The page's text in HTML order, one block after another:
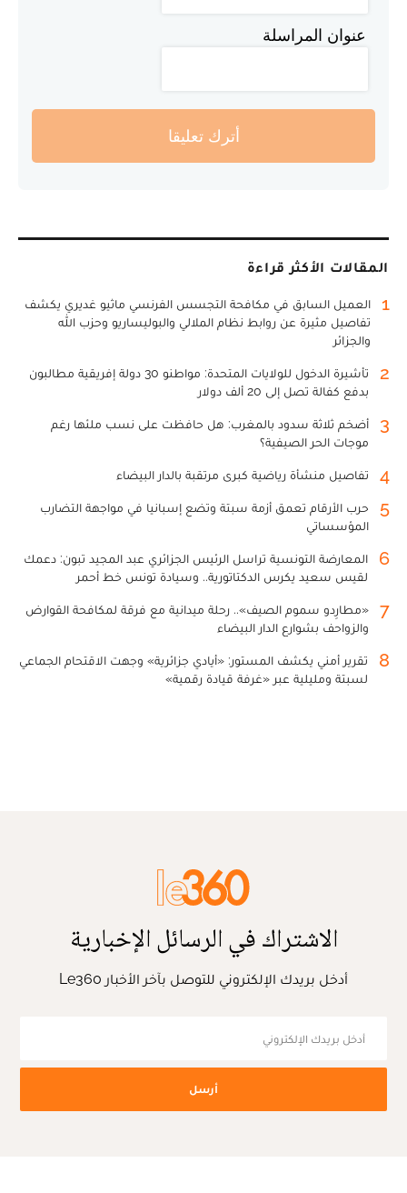
عنوان المراسلة
أترك تعليقا
المقالات الأكثر قراءة
1
العميل السابق في مكافحة التجسس الفرنسي ماثيو غديري يكشف
تفاصيل مثيرة عن روابط نظام الملالي والبوليساريو وحزب الله
والجزائر
2
تأشيرة الدخول للولايات المتحدة: مواطنو 30 دولة إفريقية مطالبون
بدفع كفالة تصل إلى 20 ألف دولار
3
أضخم ثلاثة سدود بالمغرب: هل حافظت على نسب ملئها رغم
موجات الحر الصيفية؟
4 تفاصيل منشأة رياضية كبرى مرتقبة بالدار البيضاء
5
حرب الأرقام تعمق أزمة سبتة وتضع إسبانيا في مواجهة التضارب
المؤسساتي
6
المعارضة التونسية تراسل الرئيس الجزائري عبد المجيد تبون: دعمك
لقيس سعيد يكرس الدكتاتورية.. وسيادة تونس خط أحمر
7
«مطارِدو سموم الصيف».. رحلة ميدانية مع فرقة لمكافحة القوارض
والزواحف بشوارع الدار البيضاء
8
تقرير أمني يكشف المستور: «أيادي جزائرية» وجهت الاقتحام الجماعي
لسبتة ومليلية عبر «غرفة قيادة رقمية»
الاشتراك في الرسائل الإخبارية
أدخل بريدك الإلكتروني للتوصل بآخر الأخبار Le360
أرسل